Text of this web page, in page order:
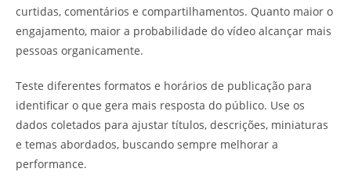
curtidas, comentários e compartilhamentos. Quanto maior o
engajamento, maior a probabilidade do vídeo alcançar mais
pessoas organicamente.
Teste diferentes formatos e horários de publicação para
identificar o que gera mais resposta do público. Use os
dados coletados para ajustar títulos, descrições, miniaturas
e temas abordados, buscando sempre melhorar a
performance.